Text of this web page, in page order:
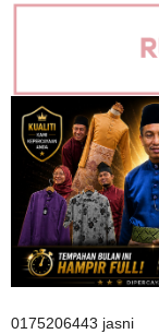
0175206443 jasni